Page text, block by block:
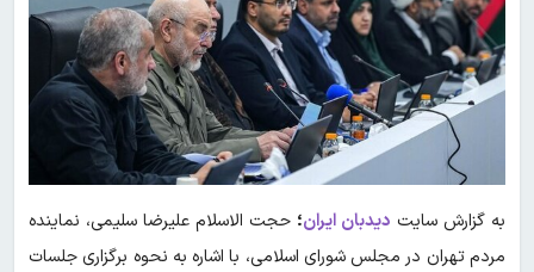
به گزارش سایت دیدبان ایران؛ حجت الاسلام علیرضا سلیمی، نماینده
مردم تهران در مجلس شورای اسلامی، با اشاره به نحوه برگزاری جلسات